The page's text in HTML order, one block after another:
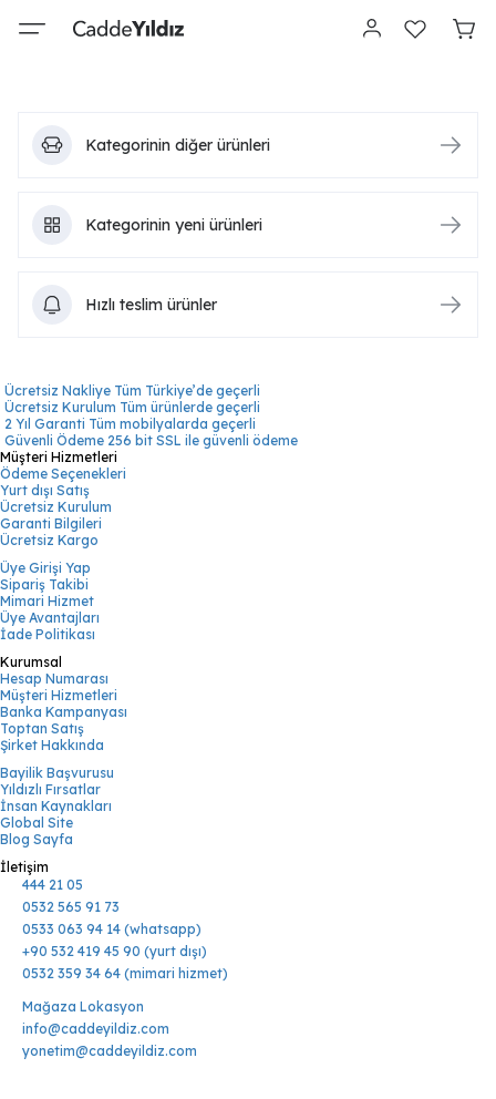
Kategorinin diğer ürünleri
Kategorinin yeni ürünleri
Hızlı teslim ürünler
Ücretsiz Nakliye Tüm Türkiye’de geçerli
Ücretsiz Kurulum Tüm ürünlerde geçerli
2 Yıl Garanti Tüm mobilyalarda geçerli
Güvenli Ödeme 256 bit SSL ile güvenli ödeme
Müşteri Hizmetleri
Ödeme Seçenekleri
Yurt dışı Satış
Ücretsiz Kurulum
Garanti Bilgileri
Ücretsiz Kargo
Üye Girişi Yap
Sipariş Takibi
Mimari Hizmet
Üye Avantajları
İade Politikası
Kurumsal
Hesap Numarası
Müşteri Hizmetleri
Banka Kampanyası
Toptan Satış
Şirket Hakkında
Bayilik Başvurusu
Yıldızlı Fırsatlar
İnsan Kaynakları
Global Site
Blog Sayfa
İletişim
444 21 05
0532 565 91 73
0533 063 94 14 (whatsapp)
+90 532 419 45 90 (yurt dışı)
0532 359 34 64 (mimari hizmet)
Mağaza Lokasyon
info@caddeyildiz.com
yonetim@caddeyildiz.com